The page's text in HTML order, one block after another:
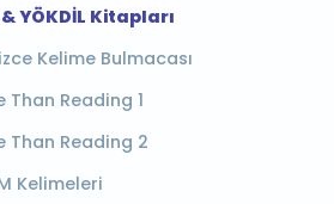
& YÖKDİL Kitapları
Kelime Bulmacası
Than Reading 1
Than Reading 2
Kelimeleri